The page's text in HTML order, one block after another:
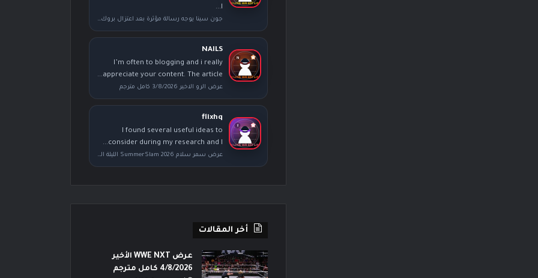
I...
جون سينا يوجه رسالة مؤثرة بعد اعتزال بروك ليسنر عقب عرض سمر سلام
NAILS
I’m often to blogging and i really
appreciate your content. The article...
عرض الرو الاخير 3/8/2026 كامل مترجم
flixhq
I found several useful ideas to
consider during my research and I...
عرض سمر سلام SummerSlam 2026 الليلة الثانية كامل مترجم
أخر المقالات
عرض WWE NXT الأخير
4/8/2026 كامل مترجم